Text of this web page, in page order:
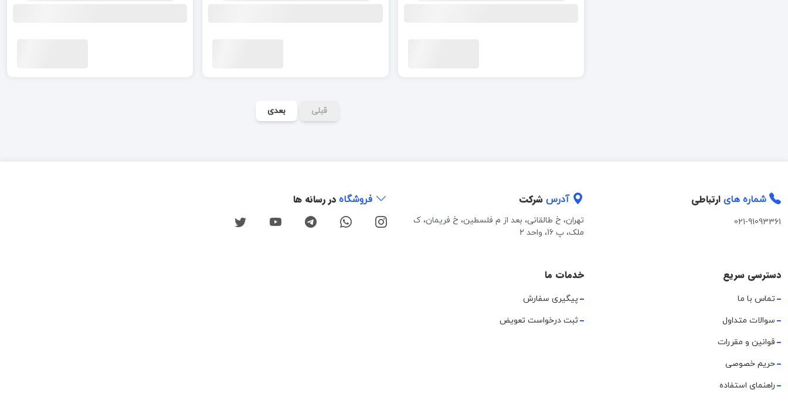
قبلی بعدی
شماره های ارتباطی
021-91093361
آدرس شرکت
تهران، خ طالقانی، بعد از م فلسطین، خ فریمان، ک
ملک، پ 16، واحد 2
فروشگاه در رسانه ها
دسترسی سریع
تماس با ما
سوالات متداول
قوانین و مقررات
حریم خصوصی
راهنمای استفاده
خدمات ما
پیگیری سفارش
ثبت درخواست تعویض